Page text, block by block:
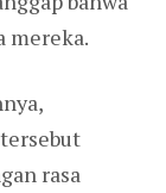
mereka.
rasa